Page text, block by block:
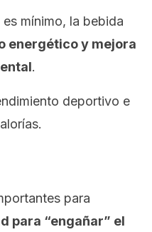
mínimo, la bebida
energético y mejora
.
deportivo e
para
para “engañar” el